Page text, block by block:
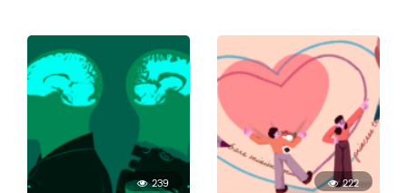
239 222